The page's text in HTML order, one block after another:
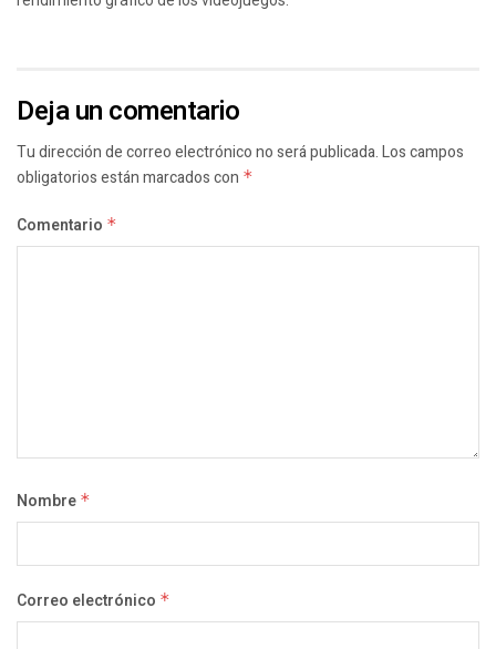
Deja un comentario
Tu dirección de correo electrónico no será publicada.Los campos
obligatorios están marcados con *
Comentario *
Nombre *
Correo electrónico *